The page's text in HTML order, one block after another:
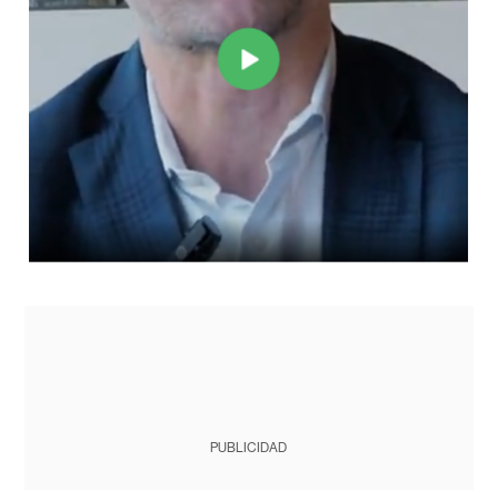
PUBLICIDAD